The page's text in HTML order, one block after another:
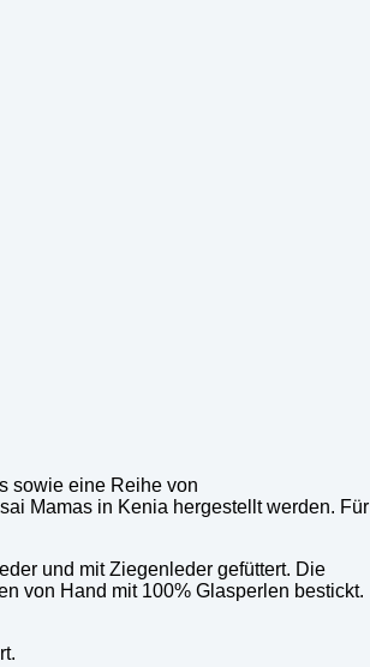
sowie eine Reihe von
Mamas in Kenia hergestellt werden. Für
und mit Ziegenleder gefüttert. Die
von Hand mit 100% Glasperlen bestickt.